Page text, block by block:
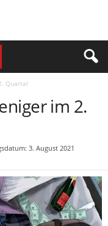
Quartal
im 2.
3. August 2021